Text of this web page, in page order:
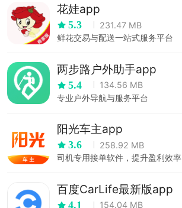
花娃app
5.3
231.47 MB
鲜花交易与配送一站式服务平台
两步路户外助手app
5.4
134.56 MB
专业户外导航与服务平台
阳光车主app
3.6
258.92 MB
司机专用接单软件，提升盈利效率
百度CarLife最新版app
4.1
154.04 MB